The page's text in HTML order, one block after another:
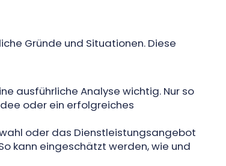
Gründe und Situationen. Diese
ausführliche Analyse wichtig. Nur so
oder ein erfolgreiches
oder das Dienstleistungsangebot
kann eingeschätzt werden, wie und